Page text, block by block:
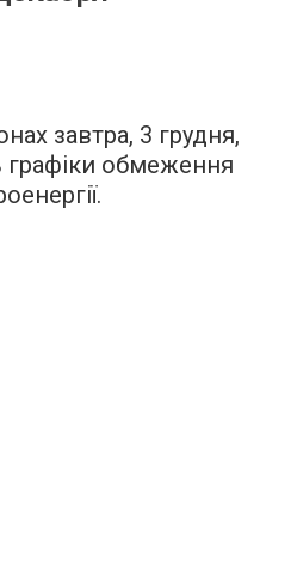
завтра, 3 грудня,
графіки обмеження